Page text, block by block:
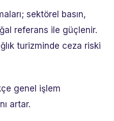
sektörel basın,
referans ile güçlenir.
turizminde ceza riski
genel işlem
artar.